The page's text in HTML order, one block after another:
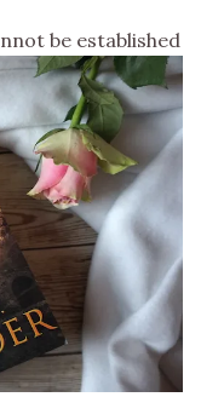
be established